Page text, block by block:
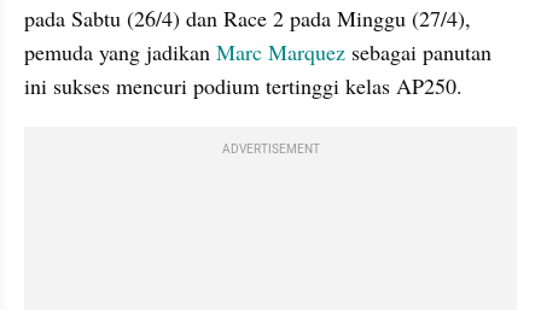
pada Sabtu (26/4) dan Race 2 pada Minggu (27/4),
pemuda yang jadikan Marc Marquez sebagai panutan
ini sukses mencuri podium tertinggi kelas AP250.
ADVERTISEMENT